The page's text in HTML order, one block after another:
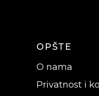
OPŠTE
O nama
Privatnost i